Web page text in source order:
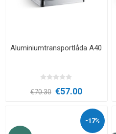
Aluminiumtransportlåda A40
€70.30 €57.00
-17%